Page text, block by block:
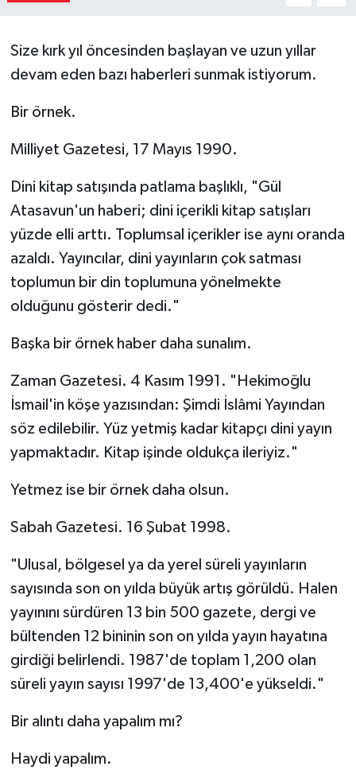
Size kırk yıl öncesinden başlayan ve uzun yıllar
devam eden bazı haberleri sunmak istiyorum.
Bir örnek.
Milliyet Gazetesi, 17 Mayıs 1990.
Dini kitap satışında patlama başlıklı, "Gül
Atasavun'un haberi; dini içerikli kitap satışları
yüzde elli arttı. Toplumsal içerikler ise aynı oranda
azaldı. Yayıncılar, dini yayınların çok satması
toplumun bir din toplumuna yönelmekte
olduğunu gösterir dedi."
Başka bir örnek haber daha sunalım.
Zaman Gazetesi. 4 Kasım 1991. "Hekimoğlu
İsmail'in köşe yazısından: Şimdi İslâmi Yayından
söz edilebilir. Yüz yetmiş kadar kitapçı dini yayın
yapmaktadır. Kitap işinde oldukça ileriyiz."
Yetmez ise bir örnek daha olsun.
Sabah Gazetesi. 16 Şubat 1998.
"Ulusal, bölgesel ya da yerel süreli yayınların
sayısında son on yılda büyük artış görüldü. Halen
yayınını sürdüren 13 bin 500 gazete, dergi ve
bültenden 12 bininin son on yılda yayın hayatına
girdiği belirlendi. 1987'de toplam 1,200 olan
süreli yayın sayısı 1997'de 13,400'e yükseldi."
Bir alıntı daha yapalım mı?
Haydi yapalım.
Spor